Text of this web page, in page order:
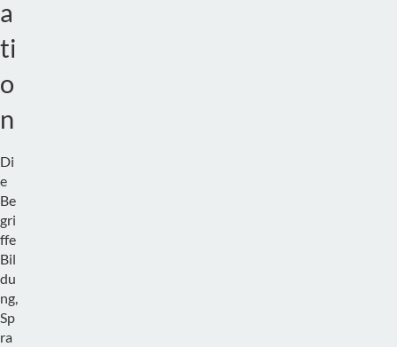
a
ti
o
n
Di
e
Be
gri
ffe
Bil
du
ng,
Sp
ra